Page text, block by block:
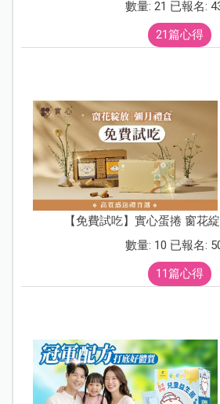
數量: 21 已報名:
21篇心得
【免費試吃】實心蛋捲 窗花
數量: 10 已報名:
11篇心得